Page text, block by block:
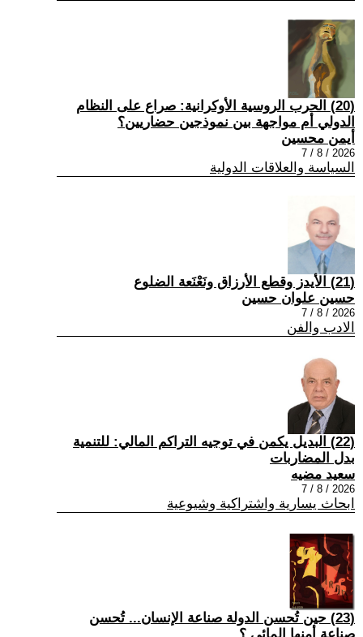
(20) الحرب الروسية الأوكرانية: صراع على النظام
الدولي أم مواجهة بين نموذجين حضاريين؟
أيمن محسين
2026 / 8 / 7
السياسة والعلاقات الدولية
(21) الأيدز وقطع الأرزاق ونَعْنَعة الضلوع
حسين علوان حسين
2026 / 8 / 7
الادب والفن
(22) البديل يكمن في توجيه التراكم المالي: للتنمية
بدل المضاربات
سعيد مضيه
2026 / 8 / 7
ابحاث يسارية واشتراكية وشيوعية
(23) حين تُحسن الدولة صناعة الإنسان... تُحسن